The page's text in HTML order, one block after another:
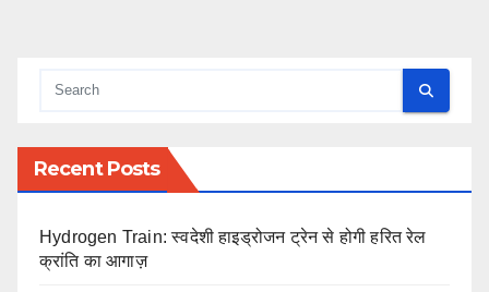
Recent Posts
Hydrogen Train: स्वदेशी हाइड्रोजन ट्रेन से होगी हरित रेल
क्रांति का आगाज़